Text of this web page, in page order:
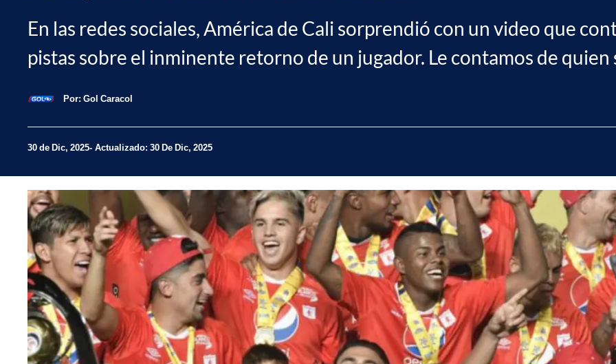
En las redes sociales, América de Cali sorprendió con un video que
pistas sobre el inminente retorno de un jugador. Le contamos de quien
Por: Gol Caracol
30 de Dic, 2025 Actualizado: 30 De Dic, 2025